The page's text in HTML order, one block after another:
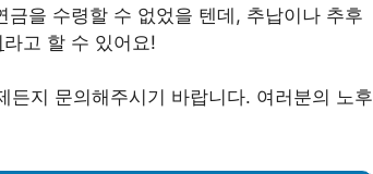
을 수령할 수 없었을 텐데, 추납이나 추후
라고 할 수 있어요!
지 문의해주시기 바랍니다. 여러분의 노후